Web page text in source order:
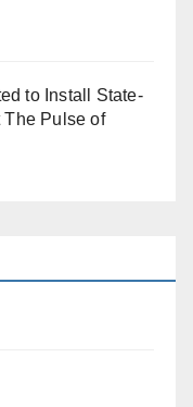
to Install State-
The Pulse of